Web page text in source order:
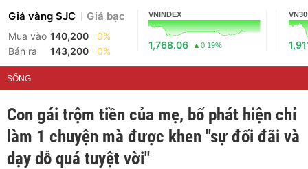
Giá vàng SJC Giá bạc
Mua vào 140,200
0%
Bán ra
143,200 0%
VNINDEX
1,768.06 0.19%
VN30
SỐNG
Con gái trộm tiền của mẹ, bố phát hiện chỉ
làm 1 chuyện mà được khen "sự đối đãi và
dạy dỗ quá tuyệt vời"